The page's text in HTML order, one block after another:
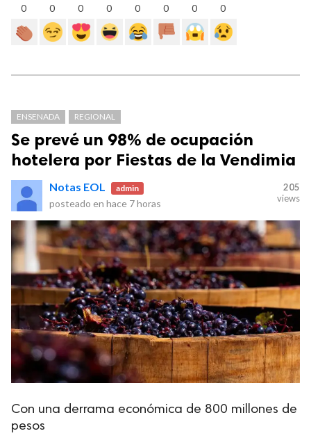
0 0 0 0 0 0 0 0
ENSENADA REGIONAL
Se prevé un 98% de ocupación
hotelera por Fiestas de la Vendimia
Notas EOL admin
posteado en hace 7 horas
205
views
Con una derrama económica de 800 millones de
pesos